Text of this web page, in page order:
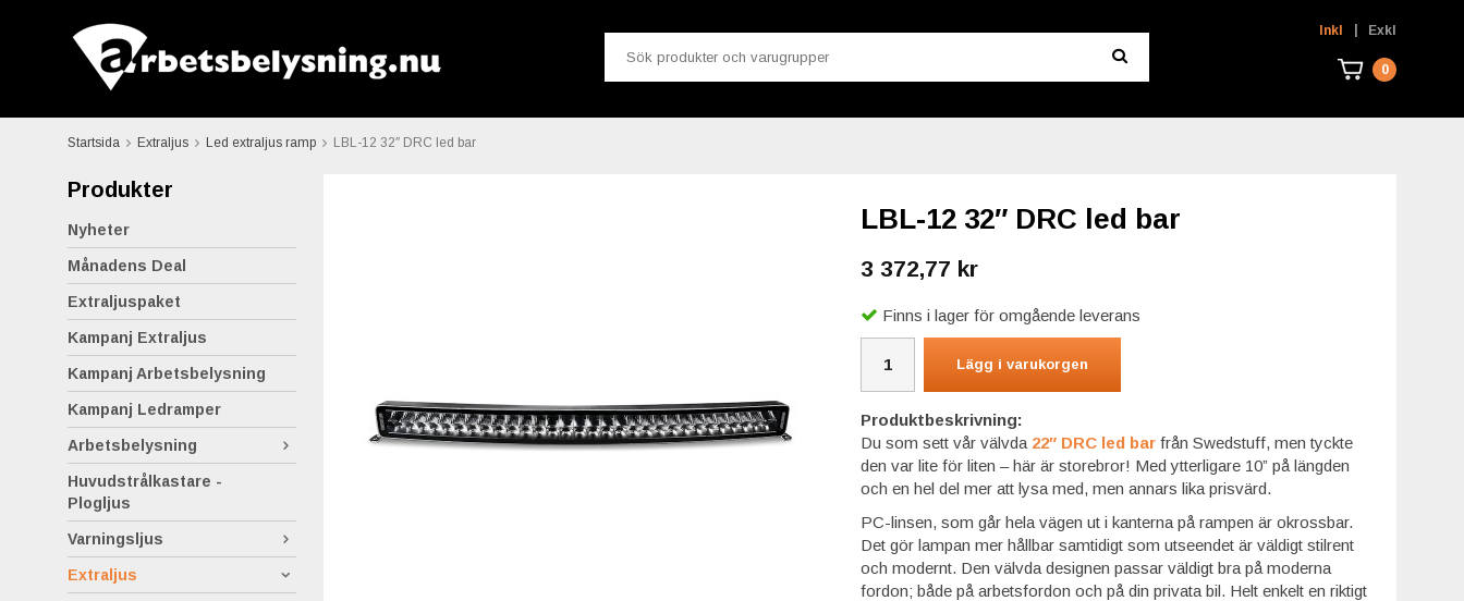
Inkl Exkl
0
Startsida Extraljus Led extraljus ramp LBL-12 32″ DRC led bar
Produkter
Nyheter
Månadens Deal
Extraljuspaket
Kampanj Extraljus
Kampanj Arbetsbelysning
Kampanj Ledramper
Arbetsbelysning
Huvudstrålkastare -
Plogljus
Varningsljus
Extraljus
LBL-12 32″ DRC led bar
3 372,77 kr
Finns i lager för omgående leverans
Lägg i varukorgen
Produktbeskrivning:
Du som sett vår välvda 22″ DRC led barfrån Swedstuff, men tyckte
den var lite för liten – här är storebror! Med ytterligare 10” på längden
och en hel del mer att lysa med, men annars lika prisvärd.
PC-linsen, som går hela vägen ut i kanterna på rampen är okrossbar.
Det gör lampan mer hållbar samtidigt som utseendet är väldigt stilrent
och modernt. Den välvda designen passar väldigt bra på moderna
fordon; både på arbetsfordon och på din privata bil. Helt enkelt en riktigt